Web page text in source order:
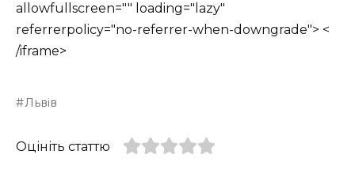
allowfullscreen="" loading="lazy"
referrerpolicy="no-referrer-when-downgrade"> <
/iframe>
Львів
Оцініть статтю